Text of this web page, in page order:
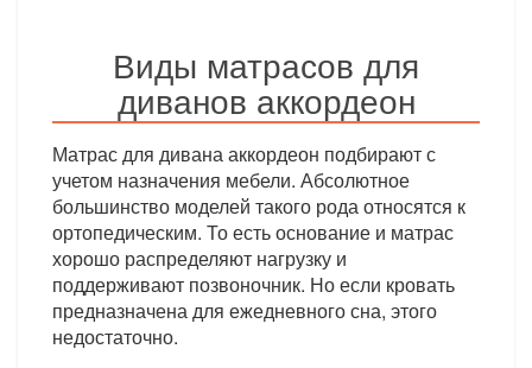
Виды матрасов для
диванов аккордеон
Матрас для дивана аккордеон подбирают с
учетом назначения мебели. Абсолютное
большинство моделей такого рода относятся к
ортопедическим. То есть основание и матрас
хорошо распределяют нагрузку и
поддерживают позвоночник. Но если кровать
предназначена для ежедневного сна, этого
недостаточно.